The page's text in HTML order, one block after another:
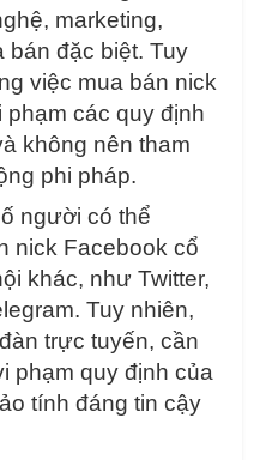
marketing,
bán đặc biệt. Tuy
việc mua bán nick
các quy định
không nên tham
phi pháp.
người có thể
nick Facebook cổ
khác, như Twitter,
Tuy nhiên,
trực tuyến, cần
phạm quy định của
tính đáng tin cậy